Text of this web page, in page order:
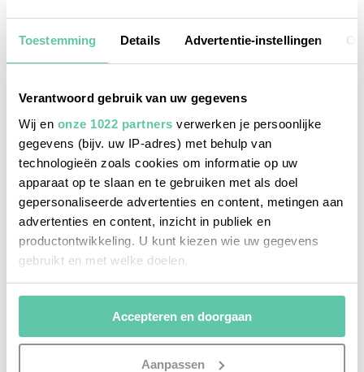
Toestemming Details Advertentie-instellingen
Verantwoord gebruik van uw gegevens
Wij en onze 1022 partners verwerken je persoonlijke
gegevens (bijv. uw IP-adres) met behulp van
technologieën zoals cookies om informatie op uw
apparaat op te slaan en te gebruiken met als doel
gepersonaliseerde advertenties en content, metingen aan
advertenties en content, inzicht in publiek en
productontwikkeling. U kunt kiezen wie uw gegevens
gebruikt en met welke doelen.
Als u het toestaat, willen we ook graag:
Informatie verzamelen over uw geografische
locatie, die tot een paar meter nauwkeurig kan zijn
Uw apparaat identificeren door het actief te
Accepteren en doorgaan
Aanpassen